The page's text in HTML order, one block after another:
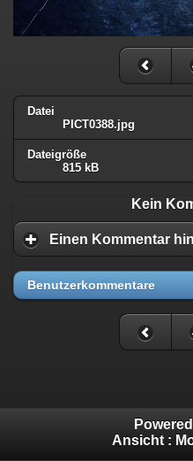
Datei
PICT0388.jpg
Dateigröße
815 kB
Kein
Einen Kommentar
Benutzerkommentare
Ansicht :